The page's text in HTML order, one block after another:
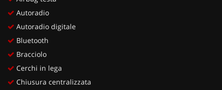
Autoradio
Autoradio digitale
Bluetooth
Bracciolo
Cerchi in lega
Chiusura centralizzata